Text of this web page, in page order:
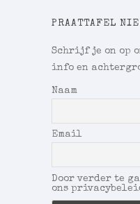
PRAATTAFEL
Schrijf je on op
info en
Naam
Email
Door verder te
ons